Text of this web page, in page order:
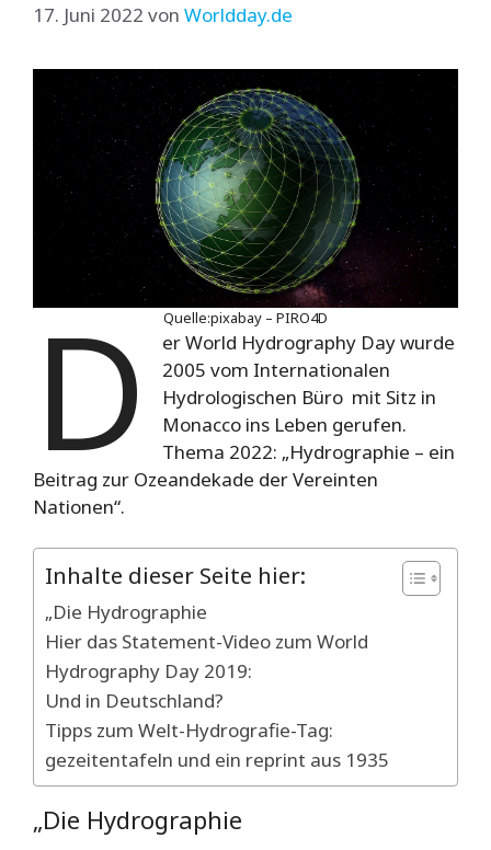
17. Juni 2022 von Worldday.de
Quelle:pixabay – PIRO4D
D
er World Hydrography Day wurde
2005 vom Internationalen
Hydrologischen Büro mit Sitz in
Monacco ins Leben gerufen.
Thema 2022: „Hydrographie – ein
Beitrag zur Ozeandekade der Vereinten
Nationen“.
Inhalte dieser Seite hier:
„Die Hydrographie
Hier das Statement-Video zum World
Hydrography Day 2019:
Und in Deutschland?
Tipps zum Welt-Hydrografie-Tag:
gezeitentafeln und ein reprint aus 1935
„Die Hydrographie